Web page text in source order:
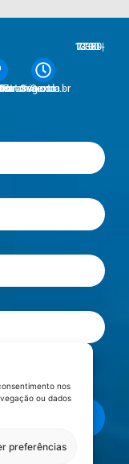
nos
ou dados
preferências
- RS Segunda - Sexta
7:30 - 12:00 | 13:30 - 17:30